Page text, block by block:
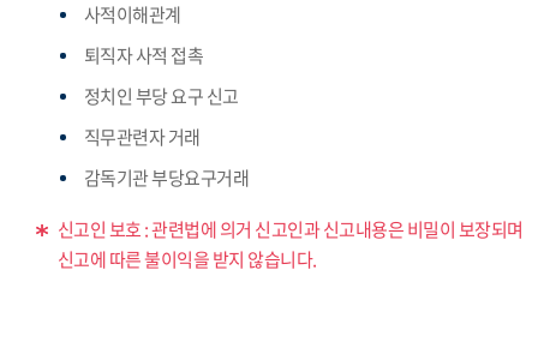
사적이해관계
퇴직자 사적 접촉
정치인 부당 요구 신고
직무관련자 거래
감독기관 부당요구거래
신고인 보호 : 관련법에 의거 신고인과 신고내용은 비밀이 보장되며
신고에 따른 불이익을 받지 않습니다.